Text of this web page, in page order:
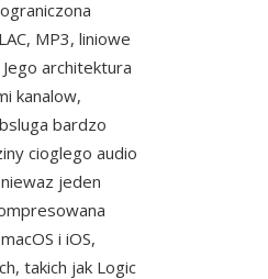
MP3, liniowe
architektura
kanalow,
bardzo
cioglego audio
jeden
i iOS,
takich jak Logic